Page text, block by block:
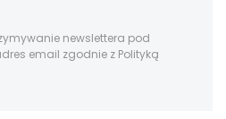
newslettera pod
email zgodnie z Polityką